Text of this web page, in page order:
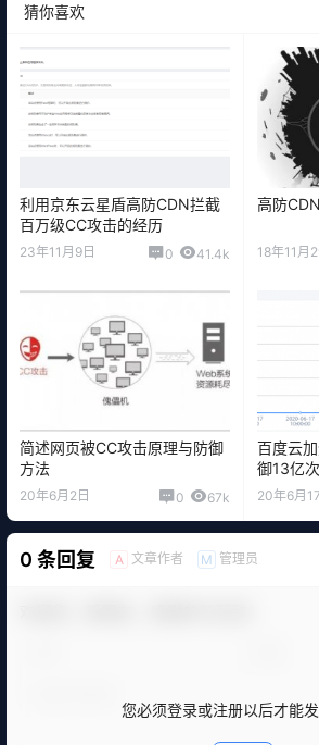
猜你喜欢
利用京东云星盾高防CDN拦截
百万级CC攻击的经历
23年11月9日 0 41.4k
高防
18年11月
简述网页被CC攻击原理与防御
方法
20年6月2日 0 67k
百度云
御13亿
20年6月
0 条回复 A 文章作者 M 管理员
您必须登录或注册以后才能